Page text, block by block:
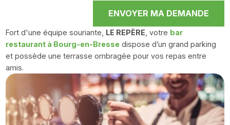
ENVOYER MA DEMANDE
Fort d'une équipe souriante, LE REPÈRE , votre bar
restaurant à Bourg-en-Bresse dispose d’un grand parking
et possède une terrasse ombragée pour vos repas entre
amis.